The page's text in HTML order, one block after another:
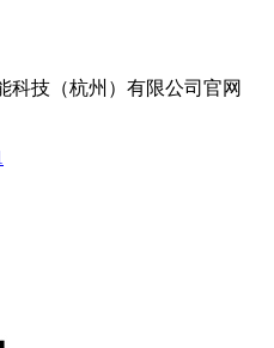
科技（杭州）有限公司官网